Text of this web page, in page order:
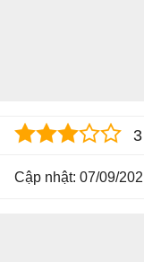
3
Cập nhật: 07/09/